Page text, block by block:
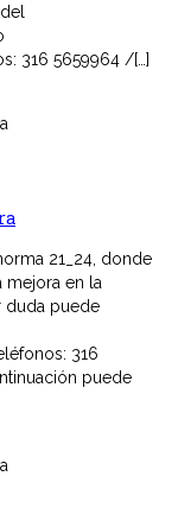
316 5659964 /[…]
21_24, donde
mejora en la
duda puede
316
puede